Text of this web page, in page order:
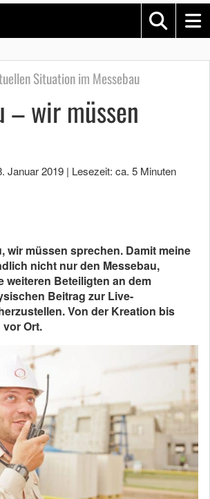
Situation im Messebau
– wir müssen
Januar 2019 | Lesezeit: ca. 5 Minuten
wir müssen sprechen. Damit meine
nicht nur den Messebau,
weiteren Beteiligten an dem
Beitrag zur Live-
Von der Kreation bis
Ort.